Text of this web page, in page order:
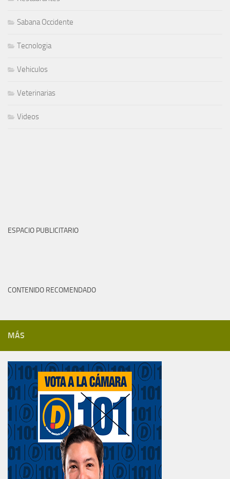
Sabana Occidente
Tecnologia
Vehiculos
Veterinarias
Videos
ESPACIO PUBLICITARIO
CONTENIDO RECOMENDADO
MÁS